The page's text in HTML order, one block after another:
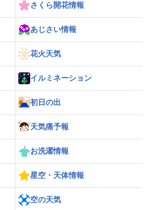
さくら開花情報
あじさい情報
花火天気
イルミネーション
初日の出
天気痛予報
お洗濯情報
星空・天体情報
空の天気